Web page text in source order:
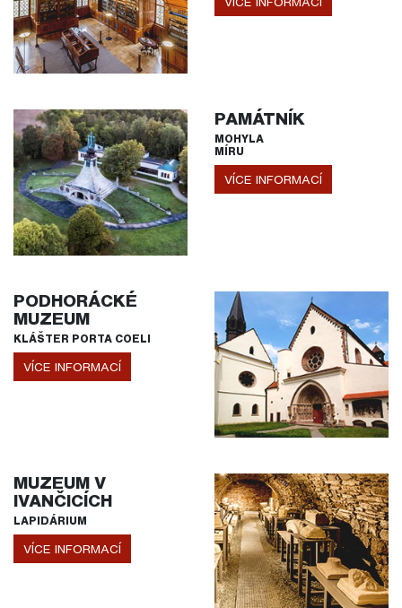
PAMÁTNÍK
MOHYLA
MÍRU
VÍCE INFORMACÍ
PODHORÁCKÉ
MUZEUM
KLÁŠTER PORTA COELI
VÍCE INFORMACÍ
MUZEUM V
IVANČICÍCH
LAPIDÁRIUM
VÍCE INFORMACÍ